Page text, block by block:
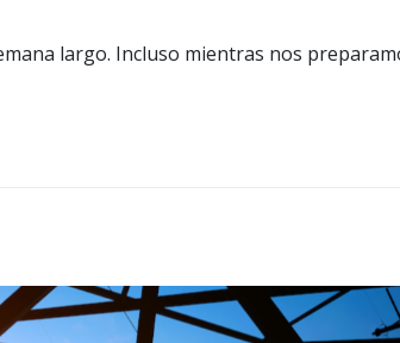
largo. Incluso mientras nos